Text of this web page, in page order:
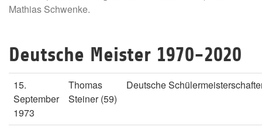
Mathias Schwenke.
Deutsche Meister 1970-2020
15.
September
1973
Thomas
Steiner (59)
Deutsche